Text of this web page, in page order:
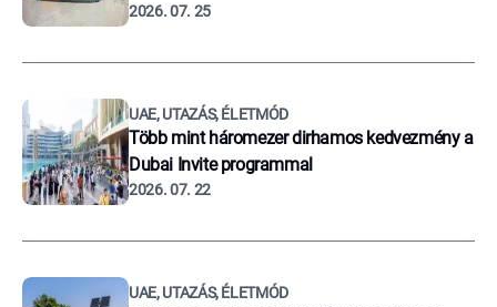
2026. 07. 25
UAE, UTAZÁS, ÉLETMÓD
Több mint háromezer dirhamos kedvezmény a
Dubai Invite programmal
2026. 07. 22
UAE, UTAZÁS, ÉLETMÓD